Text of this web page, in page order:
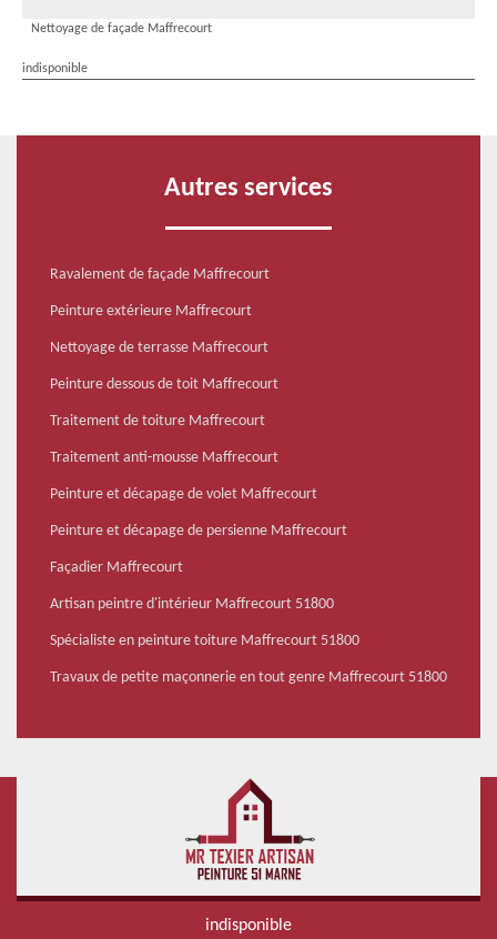
Nettoyage de façade Maffrecourt
indisponible
Autres services
Ravalement de façade Maffrecourt
Peinture extérieure Maffrecourt
Nettoyage de terrasse Maffrecourt
Peinture dessous de toit Maffrecourt
Traitement de toiture Maffrecourt
Traitement anti-mousse Maffrecourt
Peinture et décapage de volet Maffrecourt
Peinture et décapage de persienne Maffrecourt
Façadier Maffrecourt
Artisan peintre d'intérieur Maffrecourt 51800
Spécialiste en peinture toiture Maffrecourt 51800
Travaux de petite maçonnerie en tout genre Maffrecourt 51800
indisponible